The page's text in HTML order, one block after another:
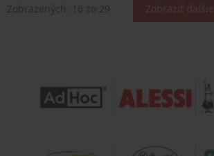
Zobraziť ďalšie